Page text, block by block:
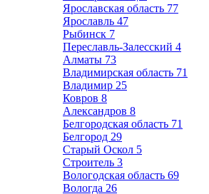
Ярославская область 77
Ярославль 47
Рыбинск 7
Переславль-Залесский 4
Алматы 73
Владимирская область 71
Владимир 25
Ковров 8
Александров 8
Белгородская область 71
Белгород 29
Старый Оскол 5
Строитель 3
Вологодская область 69
Вологда 26